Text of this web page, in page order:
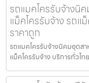
รถแมคโครรับจ้างนิ
แม็คโครรับจ้าง รถแ
ราคาถูก
รถแมคโครรับจ้างนิคมอุตสา
แม็คโครรับจ้าง บริการทั่วไ